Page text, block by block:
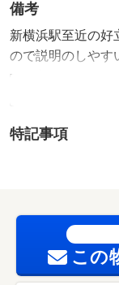
備考
新横浜駅至近の好
ので説明のしやす
す！入居は７月１
す！・仲介手数
特記事項
この